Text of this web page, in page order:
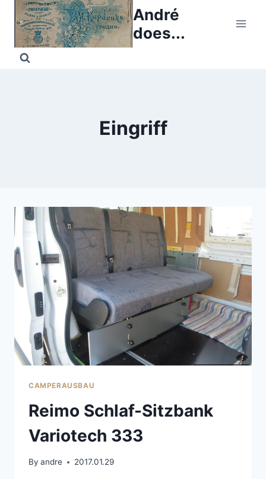
Skip
content
André
does...
Eingriff
CAMPERAUSBAU
Reimo Schlaf-Sitzbank
Variotech 333
By andre 2017.01.29